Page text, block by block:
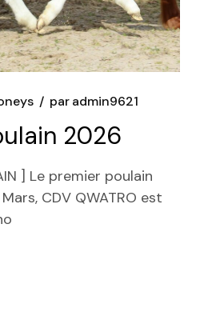
paradmin9621
2026
] Le premier poulain
CDV QWATRO est